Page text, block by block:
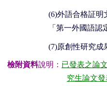
(6)外語合格証明
「第一外國語認
(7)原創性研究成
檢附資料說明： 已發表之論
究生論文